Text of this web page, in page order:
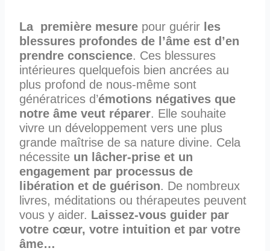
La première mesure pour guérir les
blessures profondes de l’âme est d’en
prendre conscience. Ces blessures
intérieures quelquefois bien ancrées au
plus profond de nous-même sont
génératrices d’émotions négatives que
notre âme veut réparer. Elle souhaite
vivre un développement vers une plus
grande maîtrise de sa nature divine. Cela
nécessite un lâcher-prise et un
engagement par processus de
libération et de guérison. De nombreux
livres, méditations ou thérapeutes peuvent
vous y aider. Laissez-vous guider par
votre cœur, votre intuition et par votre
âme…